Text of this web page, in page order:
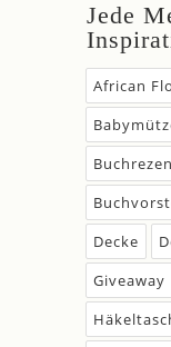
Jede
African
Decke
Giveaway